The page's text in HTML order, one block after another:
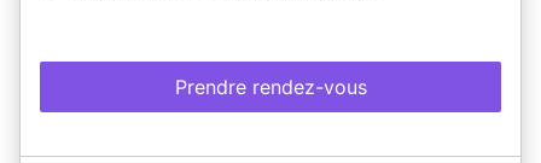
Prendre rendez-vous